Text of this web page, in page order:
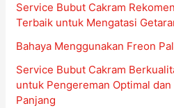
Service Bubut Cakram
Terbaik untuk Mengatasi
Bahaya Menggunakan Freon
Service Bubut Cakram
untuk Pengereman Optimal
Panjang